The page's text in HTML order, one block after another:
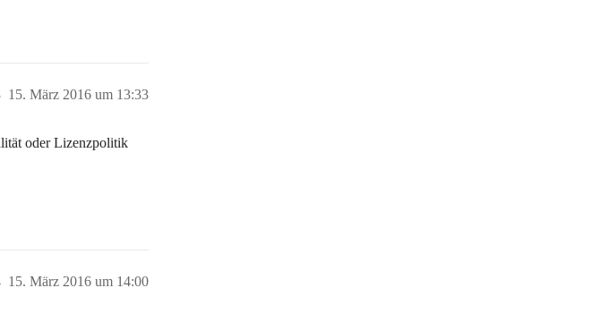
15. März 2016 um 13:33
oder Lizenzpolitik
15. März 2016 um 14:00